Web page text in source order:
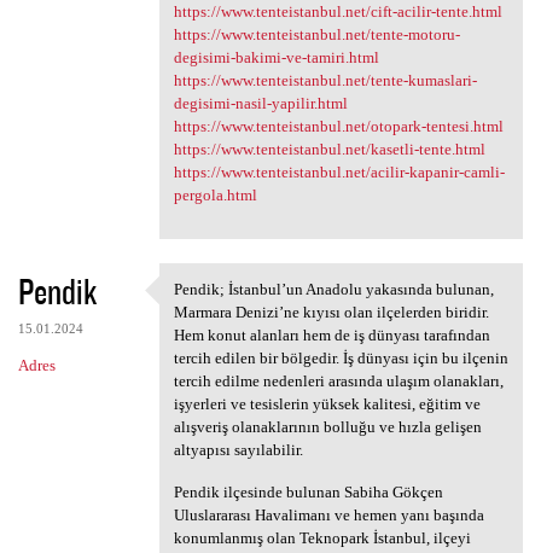
https://www.tenteistanbul.net/cift-acilir-tente.html
https://www.tenteistanbul.net/tente-motoru-
degisimi-bakimi-ve-tamiri.html
https://www.tenteistanbul.net/tente-kumaslari-
degisimi-nasil-yapilir.html
https://www.tenteistanbul.net/otopark-tentesi.html
https://www.tenteistanbul.net/kasetli-tente.html
https://www.tenteistanbul.net/acilir-kapanir-camli-
pergola.html
Pendik
15.01.2024
Adres
Pendik; İstanbul’un Anadolu
Pendik; İstanbul’un Anadolu yakasında bulunan,
Marmara Denizi’ne kıyısı olan ilçelerden biridir.
Hem konut alanları hem de iş dünyası tarafından
tercih edilen bir bölgedir. İş dünyası için bu ilçenin
tercih edilme nedenleri arasında ulaşım olanakları,
işyerleri ve tesislerin yüksek kalitesi, eğitim ve
alışveriş olanaklarının bolluğu ve hızla gelişen
altyapısı sayılabilir.
Pendik ilçesinde bulunan Sabiha Gökçen
Uluslararası Havalimanı ve hemen yanı başında
konumlanmış olan Teknopark İstanbul, ilçeyi